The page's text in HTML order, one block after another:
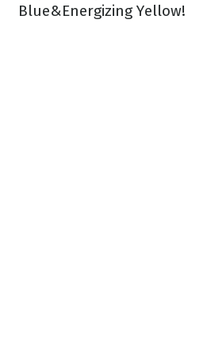
Blue&Energizing Yellow!